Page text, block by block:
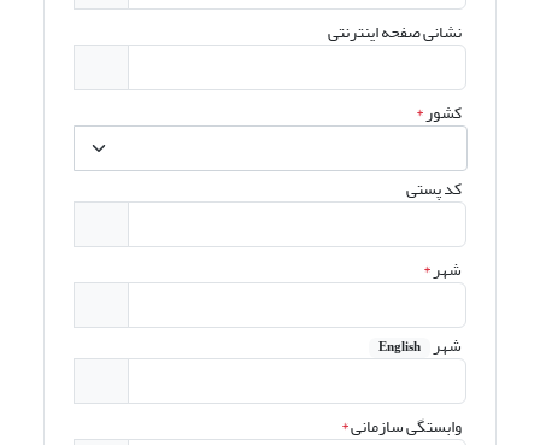
نشانی صفحه اینترنتی
کشور*
کد پستی
شهر*
شهر English
وابستگی سازمانی*